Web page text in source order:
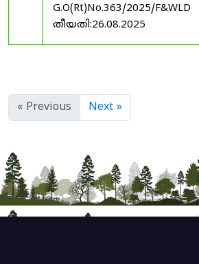
G.O(Rt)No.363/2025/F&WLD
തീയതി:26.08.2025
« Previous Next »